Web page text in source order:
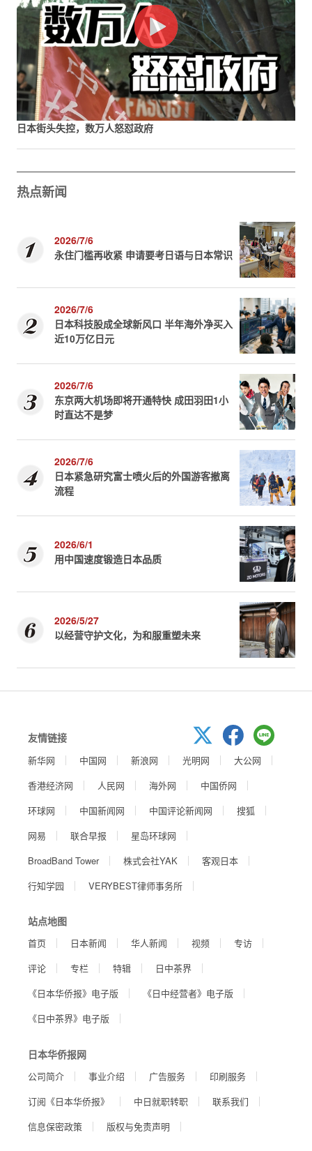
日本街头失控，数万人怒怼政府
热点新闻
2026/7/6
永住门槛再收紧 申请要考日语与日本常识
2026/7/6
日本科技股成全球新风口 半年海外净买入
近10万亿日元
2026/7/6
东京两大机场即将开通特快 成田羽田1小
时直达不是梦
2026/7/6
日本紧急研究富士喷火后的外国游客撤离
流程
2026/6/1
用中国速度锻造日本品质
2026/5/27
以经营守护文化，为和服重塑未来
友情链接
新华网 中国网 新浪网 光明网
大公网
香港经济网
人民网 海外网
中国侨网
环球网
中国新闻网 中国评论新闻网
搜狐
网易
联合早报
星岛环球网
BroadBand Tower
株式会社YAK
客观日本
行知学园
VERYBEST律师事务所
站点地图
首页 日本新闻 华人新闻 视频
专访
评论
专栏 特辑
日中茶界
《日本华侨报》电子版
《日中经营者》电子版
《日中茶界》电子版
日本华侨报网
公司简介 事业介绍 广告服务
印刷服务
订阅《日本华侨报》
中日就职转职
联系我们
信息保密政策
版权与免责声明